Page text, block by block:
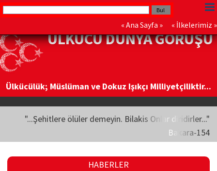
« Ana Sayfa » « İlkelerimiz »
ÜLKÜCÜ DÜNYA GÖRÜŞÜ
Ülkücülük; Müslüman ve Dokuz Işıkçı Milliyetçiliktir...
"...Şehitlere ölüler demeyin. Bilakis Onlar diridirler..."
Bakara-154
HABERLER